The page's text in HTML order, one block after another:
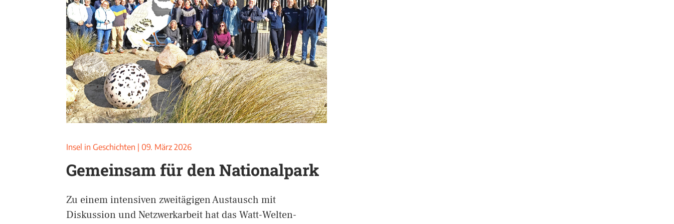
Insel in Geschichten 09. März 2026
Gemeinsam für den Nationalpark
Zu einem intensiven zweitägigen Austausch mit
Diskussion und Netzwerkarbeit hat das Watt-Welten-